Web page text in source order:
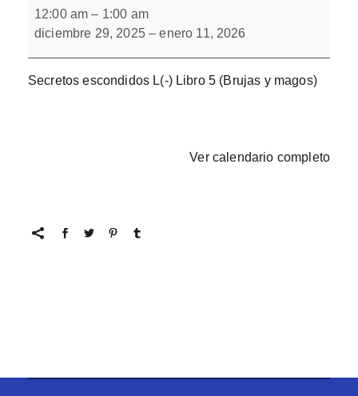
escondidos
L(-)
Libro
12:00 am – 1:00 am
diciembre 29, 2025 –enero 11, 2026
Secretos escondidos L(-) Libro 5 (Brujas y magos)
Ver calendario completo